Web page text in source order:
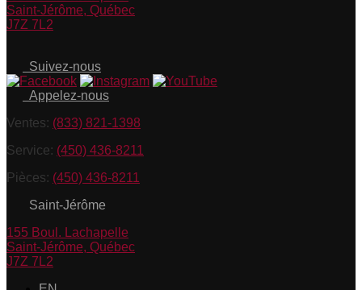
Saint-Jérôme, Québec
J7Z 7L2
Suivez-nous
Appelez-nous
Ventes: (833) 821-1398
Service: (450) 436-8211
Pièces: (450) 436-8211
Saint-Jérôme
155 Boul. Lachapelle
Saint-Jérôme, Québec
J7Z 7L2